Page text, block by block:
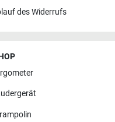
des Widerrufs